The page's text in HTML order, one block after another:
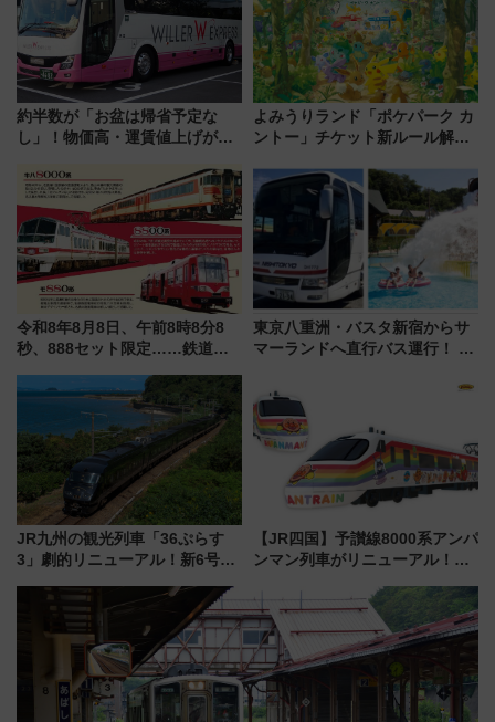
約半数が「お盆は帰省予定な
し」！物価高・運賃値上げが財
りたいけど……【WILLER お盆
帰省動向調査】
よみうりランド「ポケパーク カ
ントー」チケット新ルール解
本人確認が11月スタート
令和8年8月8日、午前8時8分8
秒、888セット限定……鉄道各
たち
東京八重洲・バスタ新宿からサ
マーランドへ直行バス運行！ お
推し活を楽しもう！（2026年
8/1～31）
JR九州の観光列車「36ぷらす
3」劇的リニューアル！新6号車
別 “プレミアムランチ”導入･ル
ートや価格など解説
【JR四国】予讃線8000系アンパ
ンマン列車がリニューアル！内
今年12月